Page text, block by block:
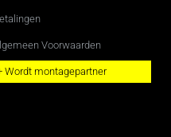
Voorwaarden
Wordt montagepartner